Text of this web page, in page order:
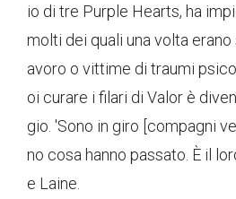
io di tre Purple Hearts, ha
molti dei quali una volta erano
avoro o vittime di traumi
oi curare i filari di Valor è
gio. 'Sono in giro [compagni
no cosa hanno passato. È il
e Laine.